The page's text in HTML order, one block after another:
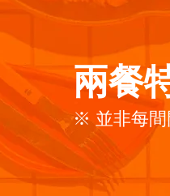
兩餐
※ 並非每間